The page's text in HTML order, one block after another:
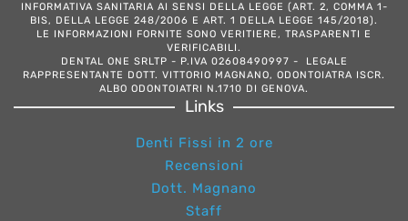
INFORMATIVA SANITARIA AI SENSI DELLA LEGGE (ART. 2, COMMA 1-
BIS, DELLA LEGGE 248/2006 E ART. 1 DELLA LEGGE 145/2018).
LE INFORMAZIONI FORNITE SONO VERITIERE, TRASPARENTI E
VERIFICABILI.
DENTAL ONE SRLTP - P.IVA 02608490997 - LEGALE
RAPPRESENTANTE DOTT. VITTORIO MAGNANO, ODONTOIATRA ISCR.
ALBO ODONTOIATRI N.1710 DI GENOVA.
Links
Denti Fissi in 2 ore
Recensioni
Dott. Magnano
Staff